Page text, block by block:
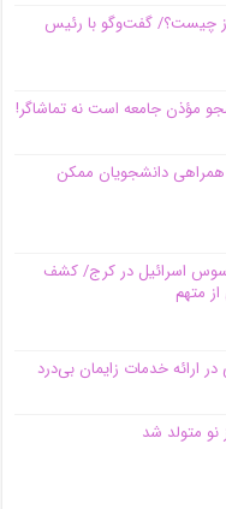
چیست؟/ گفت‌وگو با رئیس
مؤذن جامعه است نه تماشاگر!
دانشجویان ممکن
اسرائیل در کرج/‌ کشف
متهم
متولد شد